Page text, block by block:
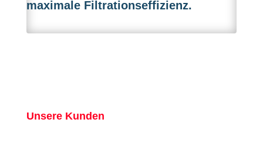
maximale Filtrationseffizienz.
Unsere Kunden